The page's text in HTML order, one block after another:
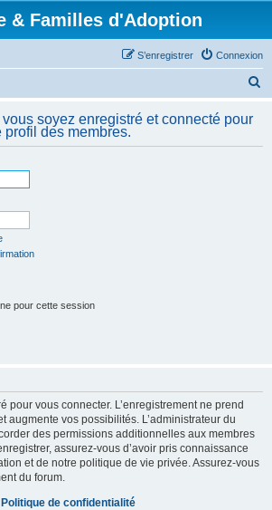
& Familles d'Adoption
Connexion
S’enregistrer
h
soyez enregistré et connecté pour
des membres.
pour cette session
pour vous connecter. L’enregistrement ne prend
augmente vos possibilités. L’administrateur du
des permissions additionnelles aux membres
assurez-vous d’avoir pris connaissance
et de notre politique de vie privée. Assurez-vous
du forum.
Politique de confidentialité